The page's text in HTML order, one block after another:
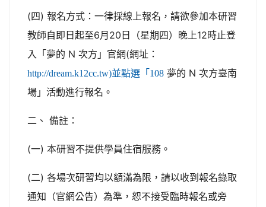
(四) 報名方式：一律採線上報名，請欲參加本研習
教師自即日起至6月20日（星期四）晚上12時止登
入「夢的 N 次方」官網(網址：
http://dream.k12cc.tw)並點選「108 夢的 N 次方臺南
場」活動進行報名。
二、 備註：
(一) 本研習不提供學員住宿服務。
(二) 各場次研習均以額滿為限，請以收到報名錄取
通知（官網公告）為準，恕不接受臨時報名或旁